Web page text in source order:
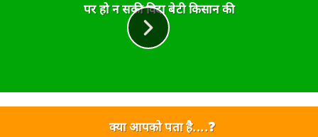
पर हो न सकी विदा बेटी किसान की
क्या आपको पता है....❓